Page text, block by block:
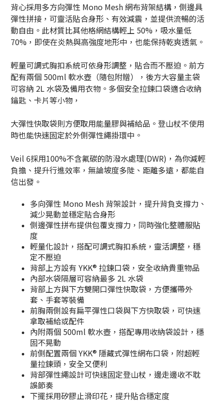
背心採用多方向彈性 Mono Mesh 網布背架結構，側邊具
彈性拼接，可靈活貼合身形、有效減震，並提供流暢的活
動自由。此材質比其他格網結構輕上 50%，吸水量低
70%，即使在炎熱與高強度地形中，也能保持乾爽透氣。
輕量可調式胸扣系統可依身形調整，貼合而不壓迫。前方
配有兩個 500ml 軟水壺（隨包附贈），後方大容量主袋
可容納 2L 水袋及備用衣物。多個安全拉鍊口袋適合收納
鑰匙、卡片等小物，
大彈性快取袋則方便取用能量膠與補給品。登山杖不使用
時也能快速固定於外側彈性繩掛環中。
Veil 6採用100%不含氟碳的防潑水處理(DWR) ，為你減輕
負擔、提升行進效率，無論坡度多陡、距離多遠，都能自
信出發。
多向彈性 Mono Mesh 背架設計，提升背負支撐力、
減少晃動並穩定貼合身形
側邊彈性拼布提供包覆支撐力，同時強化整體服貼
度
輕量化設計，搭配可調式胸扣系統，靈活調整，穩
定不壓迫
背部上方設有 YKK® 拉鍊口袋，安全收納貴重物品
內部水袋隔層可容納最多 2L 水袋
背部上方與下方雙開口彈性快取袋，方便攜帶外
套、手套等裝備
前胸兩側設有扁平彈性口袋與下方快取袋，可快速
拿取補給或配件
內附兩個 500ml 軟水壺，搭配專用收納袋設計，穩
固不晃動
前側配置兩個 YKK® 隱藏式彈性網布口袋，附超輕
量拉鍊頭，安全又便利
背部彈性繩設計可快速固定登山杖，邊走邊收不耽
誤節奏
下擺採用矽膠止滑印花，提升貼合穩定度